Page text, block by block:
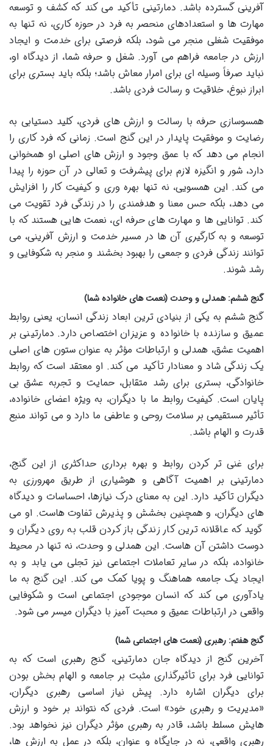
آفرینی گسترده باشد. دمارتینی تأکید می کند که کشف و توسعه
مهارت ها و استعدادهای منحصر به فرد در حوزه کاری، نه تنها به
موفقیت شغلی منجر می شود، بلکه فرصتی برای خدمت و ایجاد
ارزش در جامعه فراهم می آورد. شغل و حرفه شما، از دیدگاه او،
نباید صرفاً وسیله ای برای امرار معاش باشد؛ بلکه باید بستری برای
ابراز نبوغ، خلاقیت و رسالت فردی باشد.
همسوسازی حرفه با رسالت و ارزش های فردی، کلید دستیابی به
رضایت و موفقیت پایدار در این گنج است. زمانی که فرد کاری را
انجام می دهد که با عمق وجود و ارزش های اصلی او همخوانی
دارد، شور و انگیزه لازم برای پیشرفت و تعالی در آن حوزه را پیدا
می کند. این همسویی، نه تنها بهره وری و کیفیت کار را افزایش
می دهد، بلکه حس معنا و هدفمندی را در زندگی فرد تقویت می
کند. توانایی ها و مهارت های حرفه ای، نعمت هایی هستند که با
توسعه و به کارگیری آن ها در مسیر خدمت و ارزش آفرینی، می
توانند زندگی فردی و جمعی را بهبود بخشند و منجر به شکوفایی و
رشد شوند.
گنج ششم: همدلی و وحدت (نعمت های خانواده شما)
گنج ششم به یکی از بنیادی ترین ابعاد زندگی انسان، یعنی روابط
عمیق و سازنده با خانواده و عزیزان اختصاص دارد. دمارتینی بر
اهمیت عشق، همدلی و ارتباطات مؤثر به عنوان ستون های اصلی
یک زندگی شاد و معنادار تأکید می کند. او معتقد است که روابط
خانوادگی، بستری برای رشد متقابل، حمایت و تجربه عشق بی
پایان است. کیفیت روابط ما با دیگران، به ویژه اعضای خانواده،
تأثیر مستقیمی بر سلامت روحی و عاطفی ما دارد و می تواند منبع
قدرت و الهام باشد.
برای غنی تر کردن روابط و بهره برداری حداکثری از این گنج،
دمارتینی بر اهمیت آگاهی و هوشیاری از طریق مهرورزی به
دیگران تأکید دارد. این به معنای درک نیازها، احساسات و دیدگاه
های دیگران، و همچنین بخشش و پذیرش تفاوت هاست. او می
گوید که عاقلانه ترین کار زندگی باز کردن قلب به روی دیگران و
دوست داشتن آن هاست. این همدلی و وحدت، نه تنها در محیط
خانواده، بلکه در سایر تعاملات اجتماعی نیز تجلی می یابد و به
ایجاد یک جامعه هماهنگ و پویا کمک می کند. این گنج به ما
یادآوری می کند که انسان موجودی اجتماعی است و شکوفایی
واقعی در ارتباطات عمیق و محبت آمیز با دیگران میسر می شود.
گنج هفتم: رهبری (نعمت های اجتماعی شما)
آخرین گنج از دیدگاه جان دمارتینی، گنج رهبری است که به
توانایی فرد برای تأثیرگذاری مثبت بر جامعه و الهام بخش بودن
برای دیگران اشاره دارد. پیش نیاز اساسی رهبری دیگران،
«مدیریت و رهبری خود» است. فردی که نتواند بر خود و ارزش
هایش مسلط باشد، قادر به رهبری مؤثر دیگران نیز نخواهد بود.
رهبری واقعی، نه در جایگاه و عنوان، بلکه در عمل به ارزش ها،